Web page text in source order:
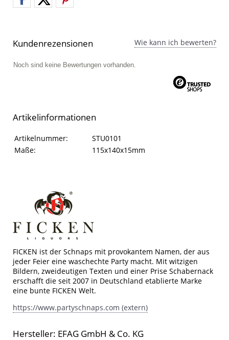
Kundenrezensionen Wie kann ich bewerten?
Noch sind keine Bewertungen vorhanden.
Artikelinformationen
Artikelinformationen
Eigenschaft Wert
Artikelnummer:
STU0101
Maße:
115x140x15mm
FICKEN ist der Schnaps mit provokantem Namen, der aus
jeder Feier eine waschechte Party macht. Mit witzigen
Bildern, zweideutigen Texten und einer Prise Schabernack
erschafft die seit 2007 in Deutschland etablierte Marke
eine bunte FICKEN Welt.
https://www.partyschnaps.com (extern)
Hersteller: EFAG GmbH & Co. KG